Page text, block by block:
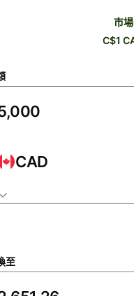
市
C$1
CAD
至